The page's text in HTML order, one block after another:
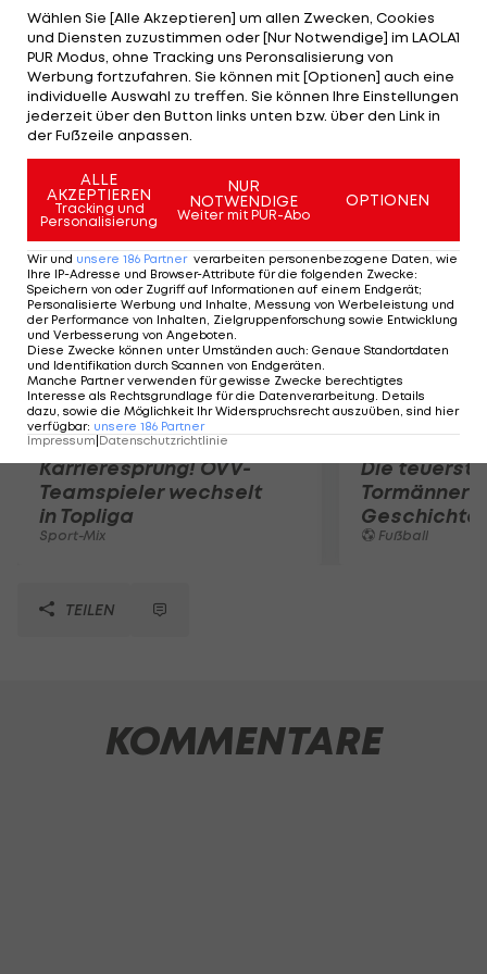
umworbenen Schweizer aber nicht sein: "So wie
die Sache jetzt steht, habe ich es aber nicht so
eilig." ÖFB-Boss Leo Windtner verspricht: "Wir
werden alles tun, um Koller zu halten. Ob es
gelingt, wird sich herausstellen." Der Vertrag des
Trainers läuft nach der EURO 2016 aus.
Mehr zum Thema
Karrieresprung! ÖVV-
Teamspieler wechselt
in Topliga
Sport-Mix
Die
Tormänner
Geschichte
Fußball
TEILEN
KOMMENTARE
Wählen Sie [Alle Akzeptieren] um allen Zwecken, Cookies
und Diensten zuzustimmen oder [Nur Notwendige] im LAOLA1
PUR Modus, ohne Tracking uns Peronsalisierung von
Werbung fortzufahren. Sie können mit [Optionen] auch eine
individuelle Auswahl zu treffen. Sie können Ihre Einstellungen
jederzeit über den Button links unten bzw. über den Link in
der Fußzeile anpassen.
ALLE
AKZEPTIEREN
Tracking und
Personalisierung
NUR
NOTWENDIGE
Weiter mit PUR-Abo
OPTIONEN
Wir und unsere 186 Partner verarbeiten personenbezogene Daten, wie
Ihre IP-Adresse und Browser-Attribute für die folgenden Zwecke:
Speichern von oder Zugriff auf Informationen auf einem Endgerät;
Personalisierte Werbung und Inhalte, Messung von Werbeleistung und
der Performance von Inhalten, Zielgruppenforschung sowie Entwicklung
und Verbesserung von Angeboten.
Diese Zwecke können unter Umständen auch: Genaue Standortdaten
und Identifikation durch Scannen von Endgeräten.
Manche Partner verwenden für gewisse Zwecke berechtigtes
Interesse als Rechtsgrundlage für die Datenverarbeitung. Details
dazu, sowie die Möglichkeit Ihr Widerspruchsrecht auszuüben, sind hier
verfügbar: unsere 186 Partner
Impressum Datenschutzrichtlinie